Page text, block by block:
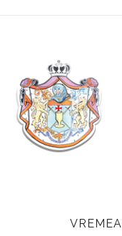
VREMEA